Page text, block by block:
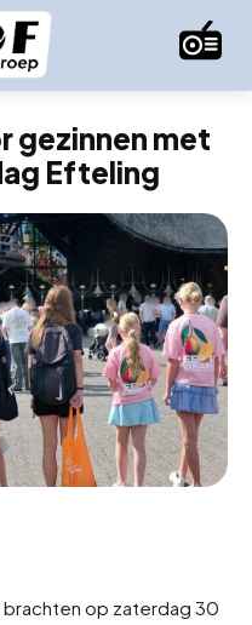
gezinnen met
Efteling
brachten op zaterdag 30